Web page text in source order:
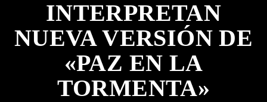
INTERPRETAN
NUEVA VERSIÓN DE
«PAZ EN LA
TORMENTA»